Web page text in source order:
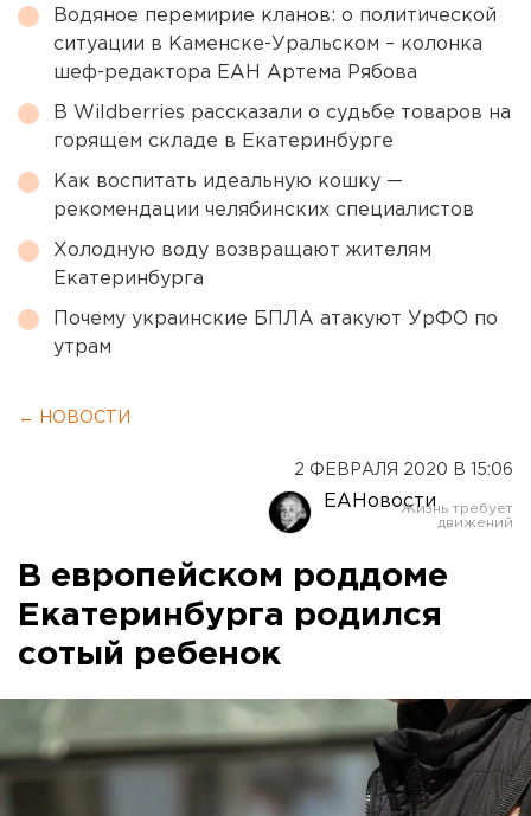
Водяное перемирие кланов: о политической
ситуации в Каменске-Уральском – колонка
шеф-редактора ЕАН Артема Рябова
В Wildberries рассказали о судьбе товаров на
горящем складе в Екатеринбурге
Как воспитать идеальную кошку —
рекомендации челябинских специалистов
Холодную воду возвращают жителям
Екатеринбурга
Почему украинские БПЛА атакуют УрФО по
утрам
← НОВОСТИ
2 ФЕВРАЛЯ 2020 В 15:06
ЕАНовости
В европейском роддоме
Екатеринбурга родился
сотый ребенок